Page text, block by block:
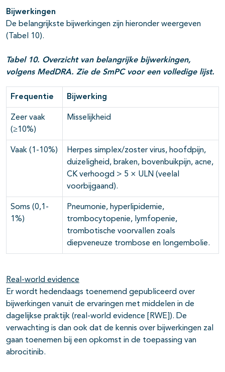
Bijwerkingen
De belangrijkste bijwerkingen zijn hieronder weergeven
(Tabel 10).
Tabel 10. Overzicht van belangrijke bijwerkingen,
volgens MedDRA. Zie de SmPC voor een volledige lijst.
Frequentie Bijwerking
Zeer vaak
(≥10%)
Misselijkheid
Vaak (1-10%)
Herpes simplex/zoster virus, hoofdpijn,
duizeligheid, braken, bovenbuikpijn, acne,
CK verhoogd > 5 × ULN (veelal
voorbijgaand).
Soms (0,1-
1%)
Pneumonie, hyperlipidemie,
trombocytopenie, lymfopenie,
trombotische voorvallen zoals
diepveneuze trombose en longembolie.
Real-world evidence
Er wordt hedendaags toenemend gepubliceerd over
bijwerkingen vanuit de ervaringen met middelen in de
dagelijkse praktijk (real-world evidence [RWE]). De
verwachting is dan ook dat de kennis over bijwerkingen zal
gaan toenemen bij een opkomst in de toepassing van
abrocitinib.